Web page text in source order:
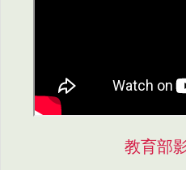
教育部